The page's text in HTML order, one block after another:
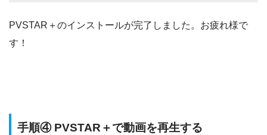
PVSTAR＋のインストールが完了しました。お疲れ様で
す！
手順④ PVSTAR＋で動画を再生する